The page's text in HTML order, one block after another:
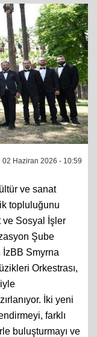
02 Haziran 2026 - 10:59
ve sanat
topluluğunu
ve Sosyal İşler
Şube
İzBB Smyrna
Orkestrası,
İki yeni
farklı
buluşturmayı ve